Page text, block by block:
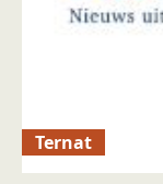
Ternat